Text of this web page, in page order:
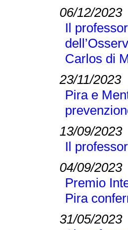
06/12/2023
Il
Carlos di
23/11/2023
Pira e
13/09/2023
Il
04/09/2023
Premio
Pira
31/05/2023